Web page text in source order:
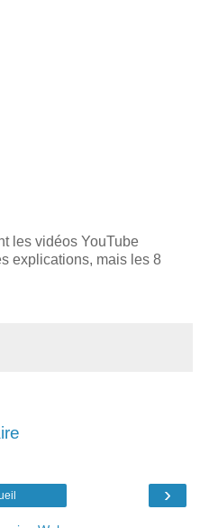
les vidéos YouTube
explications, mais les 8
›